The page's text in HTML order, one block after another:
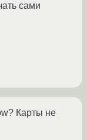
сами
Карты не